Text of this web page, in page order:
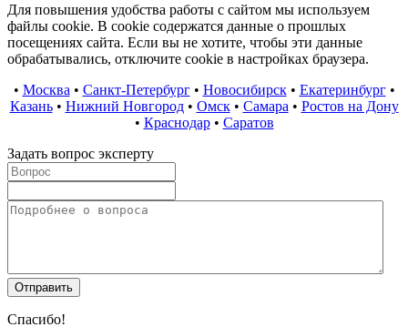
Для повышения удобства работы с сайтом мы используем
файлы cookie. В cookie содержатся данные о прошлых
посещениях сайта. Если вы не хотите, чтобы эти данные
обрабатывались, отключите cookie в настройках браузера.
• Москва • Санкт-Петербург• Новосибирск• Екатеринбург•
Казань• Нижний Новгород• Омск• Самара • Ростов на Дону
• Краснодар• Саратов
Задать вопрос эксперту
Спасибо!